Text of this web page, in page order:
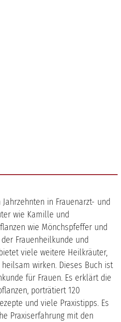
in Frauenarzt- und
wie Kamille und
wie Mönchspfeffer und
Frauenheilkunde und
viele weitere Heilkräuter,
wirken. Dieses Buch ist
für Frauen. Es erklärt die
porträtiert 120
und viele Praxistipps. Es
Praxiserfahrung mit den